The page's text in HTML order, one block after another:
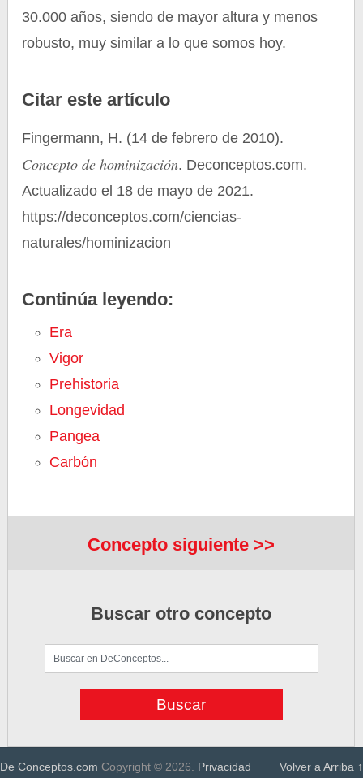
30.000 años, siendo de mayor altura y menos
robusto, muy similar a lo que somos hoy.
Citar este artículo
Fingermann, H. (14 de febrero de 2010).
Concepto de hominización. Deconceptos.com.
Actualizado el 18 de mayo de 2021.
https://deconceptos.com/ciencias-
naturales/hominizacion
Continúa leyendo:
Era
Vigor
Prehistoria
Longevidad
Pangea
Carbón
Concepto siguiente >>
Buscar otro concepto
De Conceptos.com Copyright © 2026. Privacidad Volver a Arriba ↑